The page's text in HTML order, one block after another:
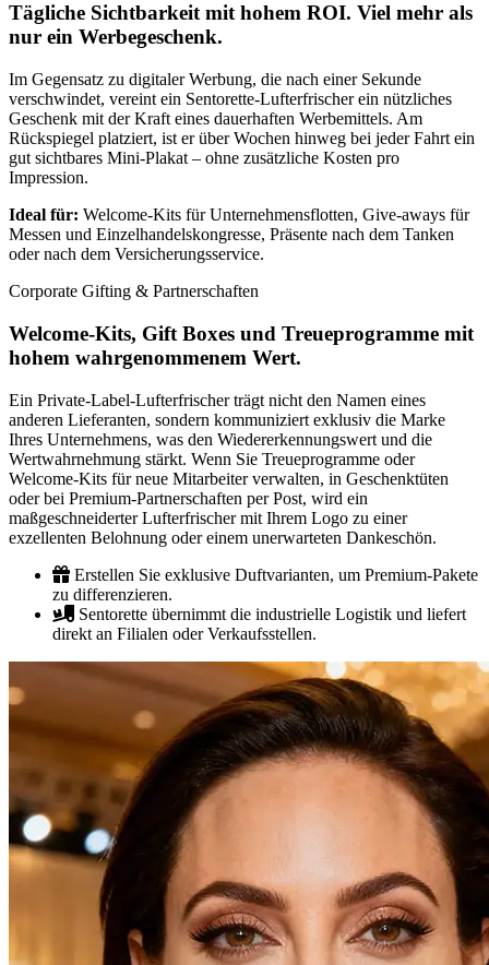
Tägliche Sichtbarkeit mit hohem ROI. Viel mehr als
nur ein Werbegeschenk.
Im Gegensatz zu digitaler Werbung, die nach einer Sekunde
verschwindet, vereint ein Sentorette-Lufterfrischer ein nützliches
Geschenk mit der Kraft eines dauerhaften Werbemittels. Am
Rückspiegel platziert, ist er über Wochen hinweg bei jeder Fahrt ein
gut sichtbares Mini-Plakat – ohne zusätzliche Kosten pro
Impression.
Ideal für: Welcome-Kits für Unternehmensflotten, Give-aways für
Messen und Einzelhandelskongresse, Präsente nach dem Tanken
oder nach dem Versicherungsservice.
Corporate Gifting & Partnerschaften
Welcome-Kits, Gift Boxes und Treueprogramme mit
hohem wahrgenommenem Wert.
Ein Private-Label-Lufterfrischer trägt nicht den Namen eines
anderen Lieferanten, sondern kommuniziert exklusiv die Marke
Ihres Unternehmens, was den Wiedererkennungswert und die
Wertwahrnehmung stärkt. Wenn Sie Treueprogramme oder
Welcome-Kits für neue Mitarbeiter verwalten, in Geschenktüten
oder bei Premium-Partnerschaften per Post, wird ein
maßgeschneiderter Lufterfrischer mit Ihrem Logo zu einer
exzellenten Belohnung oder einem unerwarteten Dankeschön.
Erstellen Sie exklusive Duftvarianten, um Premium-Pakete
zu differenzieren.
Sentorette übernimmt die industrielle Logistik und liefert
direkt an Filialen oder Verkaufsstellen.